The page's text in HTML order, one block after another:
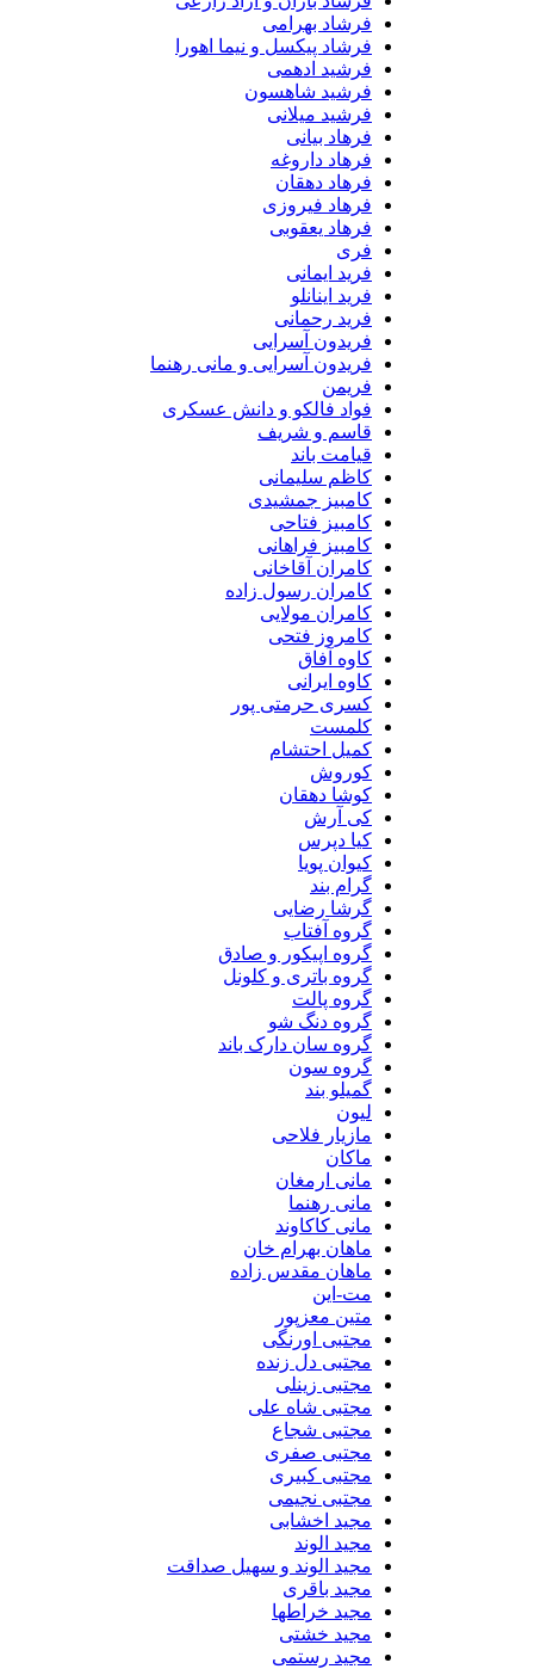
فرشاد بهرامی
فرشاد پیکسل و نیما اهورا
فرشید ادهمی
فرشید شاهسون
فرشید میلانی
فرهاد بیانی
فرهاد داروغه
فرهاد دهقان
فرهاد فیروزی
فرهاد یعقوبی
فری
فرید ایمانی
فرید اینانلو
فرید رحمانی
فریدون آسرایی
فریدون آسرایی و مانی رهنما
فریمن
فواد فالکو و دانش عسکری
قاسم و شریف
قیامت باند
کاظم سلیمانی
کامبیز جمشیدی
کامبیز فتاحی
کامبیز فراهانی
کامران آقاخانی
کامران رسول زاده
کامران مولایی
کامروز فتحی
کاوه آفاق
کاوه ایرانی
کسری حرمتی پور
کلمست
کمیل احتشام
کوروش
کوشا دهقان
کی آرش
کیا دپرس
کیوان پویا
گرام بند
گرشا رضایی
گروه آفتاب
گروه اپیکور و صادق
گروه باتری و کلونل
گروه پالت
گروه دنگ شو
گروه سان دارک باند
گروه سون
گمیلو بند
لیون
مازیار فلاحی
ماکان
مانی ارمغان
مانی رهنما
مانی کاکاوند
ماهان بهرام خان
ماهان مقدس زاده
مت-این
متین معزپور
مجتبی اورنگی
مجتبی دل زنده
مجتبی زینلی
مجتبی شاه علی
مجتبی شجاع
مجتبی صفری
مجتبی کبیری
مجتبی نجیمی
مجید اخشابی
مجید الوند‎
مجید الوند و سهیل صداقت
مجید باقری
مجید خراطها
مجید خشتی
مجید رستمی